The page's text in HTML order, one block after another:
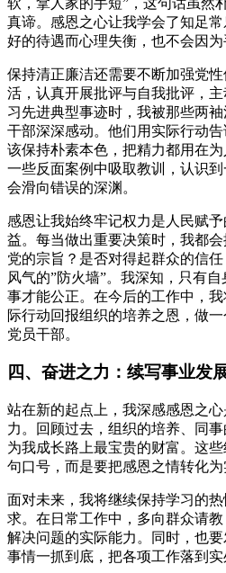
真谛。感恩之心让我学会了知足
好的待遇而心理失衡，也不会因为
保持清正廉洁还需要不断加强党
活，认真开展批评与自我批评，
习先进典型事迹时，我被那些两
干部深深感动。他们用实际行动
该保持朴素本色，把精力都用在
一些反面案例中吸取教训，认识
会滑向错误的深渊。
感恩让我始终牢记权力是人民赋
益。每当做出重要决策时，我都
党的宗旨？是否对得起群众的信
风气的”防火墙”。我深知，只有
事才能公正。在今后的工作中，
际行动回报组织的培养之恩，做
党员干部。
四、奋进之力：续写事业发
站在新的起点上，我深感感恩之
力。回顾过去，组织的培养、同
为我成长路上最宝贵的财富。这
句口号，而是要把感恩之情转化为
面对未来，我将继续保持学习的
求。在日常工作中，多向群众请
解决问题的实际能力。同时，也
事情一抓到底，把各项工作落到实